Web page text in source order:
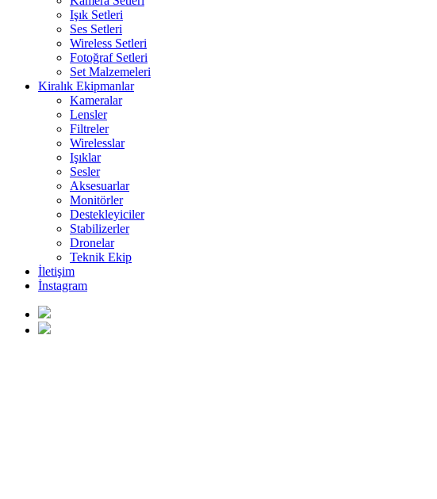
Işık Setleri
Ses Setleri
Wireless Setleri
Fotoğraf Setleri
Set Malzemeleri
Kiralık Ekipmanlar
Kameralar
Lensler
Filtreler
Wirelesslar
Işıklar
Sesler
Aksesuarlar
Monitörler
Destekleyiciler
Stabilizerler
Dronelar
Teknik Ekip
İletişim
İnstagram